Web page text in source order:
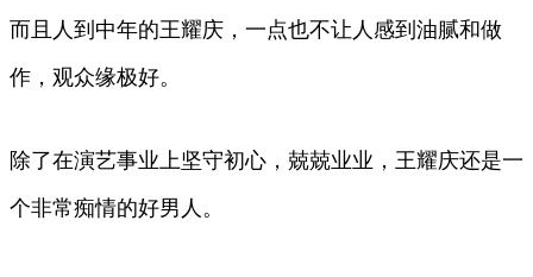
而且人到中年的王耀庆，一点也不让人感到油腻和做
作，观众缘极好。
除了在演艺事业上坚守初心，兢兢业业，王耀庆还是一
个非常痴情的好男人。